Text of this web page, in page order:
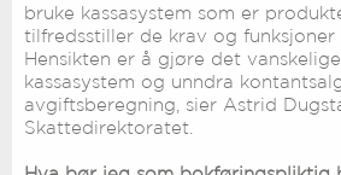
bruke kassasystem som er
tilfredsstiller de krav og funksjoner
Hensikten er å gjøre det
kassasystem og unndra
avgiftsberegning, sier Astrid
Skattedirektoratet.